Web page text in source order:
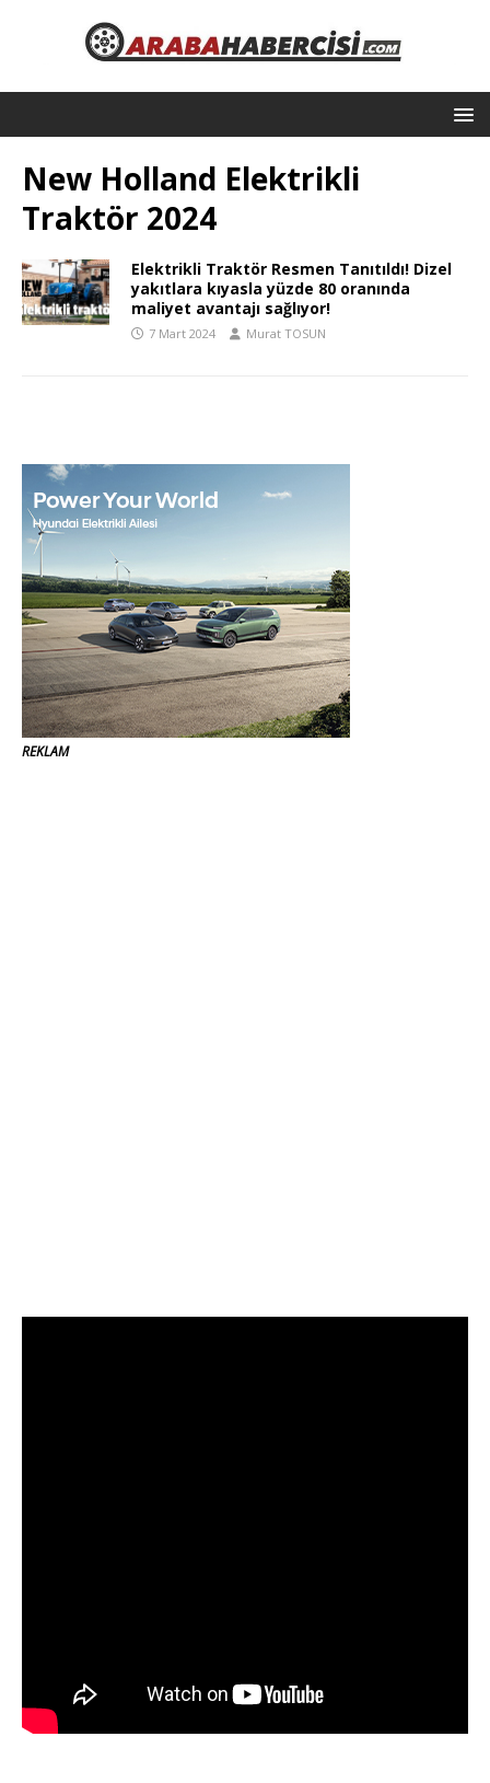
New Holland Elektrikli
Traktör 2024
Elektrikli Traktör Resmen Tanıtıldı! Dizel
yakıtlara kıyasla yüzde 80 oranında
maliyet avantajı sağlıyor!
7 Mart 2024 Murat TOSUN
REKLAM